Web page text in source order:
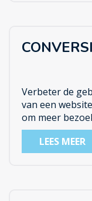
Verbeter de
van een
om meer
LEES MEER